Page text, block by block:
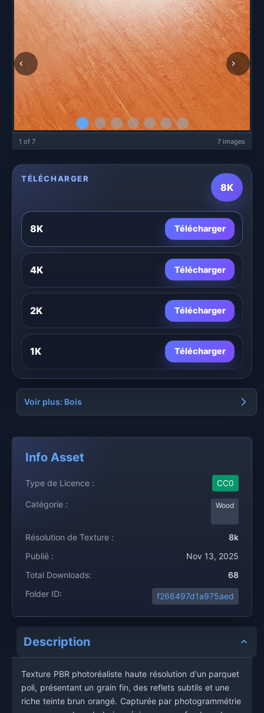
1 of 7 7 images
Description
Texture PBR photoréaliste haute résolution d'un parquet
poli, présentant un grain fin, des reflets subtils et une
riche teinte brun orangé. Capturée par photogrammétrie
Voir plus: Bois
TÉLÉCHARGER
8K
8K Télécharger
4K Télécharger
2K Télécharger
1K Télécharger
Info Asset
Type de Licence : CC0
Catégorie : Wood
Résolution de Texture :
8k
Publié :
Nov 13, 2025
Total Downloads:
68
Folder ID:
f266497d1a975aed